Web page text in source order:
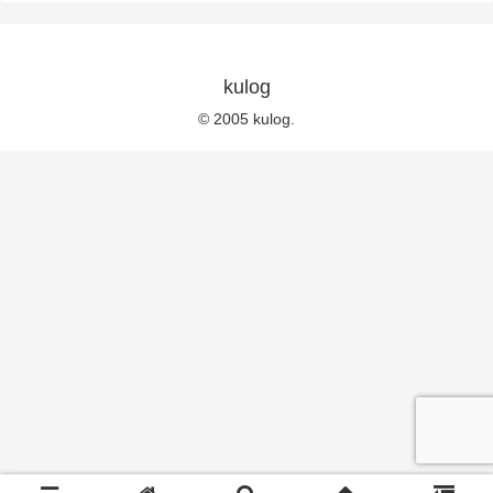
kulog
© 2005 kulog.